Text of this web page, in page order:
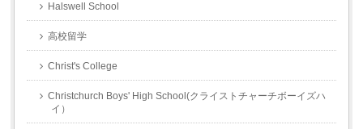
Halswell School
高校留学
Christ's College
Christchurch Boys' High School(クライストチャーチボーイズハ
イ）